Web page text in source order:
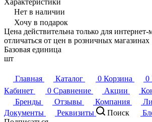
Нет в наличии
Хочу в подарок
Цена действительна только для
отличаться от цен в розничных магазинах
Базовая единица
шт
Главная Каталог 0 Корзина 0
Кабинет
0 Сравнение Акции
Бренды
Отзывы Компания
Документы
Реквизиты Поиск